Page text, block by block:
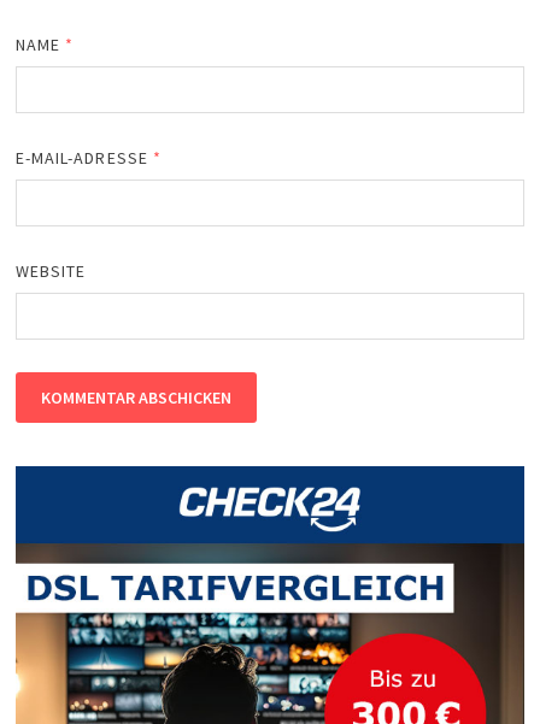
NAME *
E-MAIL-ADRESSE *
WEBSITE